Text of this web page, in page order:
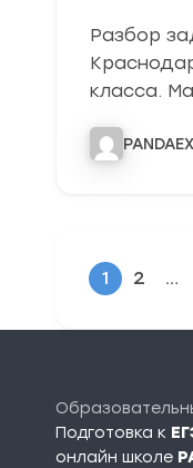
Разбор
класса.
1 2 …
Подготовка к
онлайн школе